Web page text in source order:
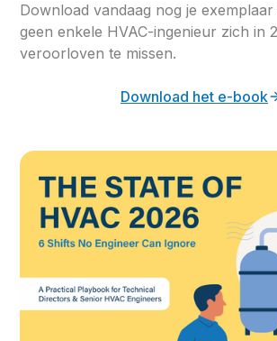
Download vandaag nog je
geen enkele HVAC-ingenieur zich in
veroorloven te missen.
Download het e-book